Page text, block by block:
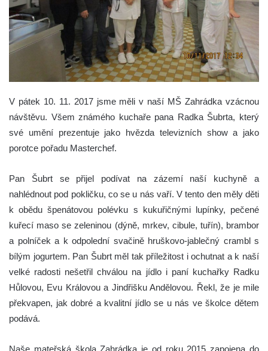
V pátek 10. 11. 2017 jsme měli v naší MŠ Zahrádka vzácnou
návštěvu. Všem známého kuchaře pana Radka Šubrta, který
své umění prezentuje jako hvězda televizních show a jako
porotce pořadu Masterchef.
Pan Šubrt se přijel podívat na zázemí naší kuchyně a
nahlédnout pod pokličku, co se u nás vaří. V tento den měly děti
k obědu špenátovou polévku s kukuřičnými lupínky, pečené
kuřecí maso se zeleninou (dýně, mrkev, cibule, tuřín), brambor
a polníček a k odpolední svačině hruškovo-jablečný crambl s
bílým jogurtem. Pan Šubrt měl tak příležitost i ochutnat a k naší
velké radosti nešetřil chválou na jídlo i paní kuchařky Radku
Hůlovou, Evu Královou a Jindřišku Andělovou. Řekl, že je mile
překvapen, jak dobré a kvalitní jídlo se u nás ve školce dětem
podává.